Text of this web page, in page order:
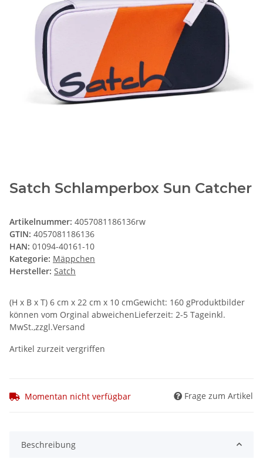
Satch Schlamperbox Sun Catcher
Artikelnummer: 4057081186136rw
GTIN: 4057081186136
HAN: 01094-40161-10
Kategorie: Mäppchen
Hersteller: Satch
(H x B x T) 6 cm x 22 cm x 10 cmGewicht: 160 gProduktbilder
können vom Orginal abweichenLieferzeit: 2-5 Tageinkl.
MwSt.,zzgl.Versand
Artikel zurzeit vergriffen
Momentan nicht verfügbar Frage zum Artikel
Beschreibung